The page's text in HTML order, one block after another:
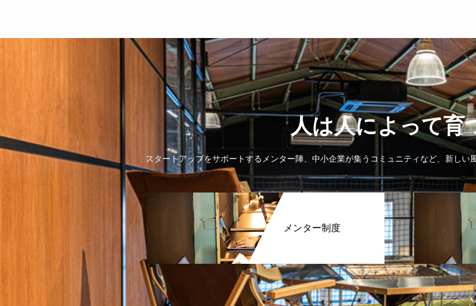
人は人によって育
スタートアップをサポートするメンター陣、 中小企業が集うコミュニティなど、 新しい
メンター制度